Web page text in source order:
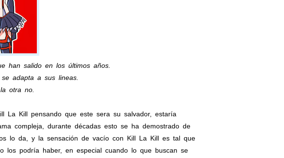
han salido en los últimos años.
adapta a sus lineas.
otra no.
La Kill pensando que este sera su salvador, estaría
compleja, durante décadas esto se ha demostrado de
lo da, y la sensación de vacío con Kill La Kill es tal que
los podría haber, en especial cuando lo que buscan se